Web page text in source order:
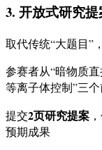
3. 开放式研究
取代传统“大题目”
参赛者从“暗物质
等离子体控制”三
提交2页研究提案
预期成果